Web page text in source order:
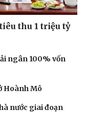
thu 1 triệu tỷ
ngân 100% vốn
Hoành Mô
nước giai đoạn